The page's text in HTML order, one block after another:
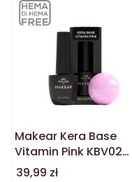
Makear Kera Base
Vitamin Pink KBV02
8ml
Cena
39,99 zł